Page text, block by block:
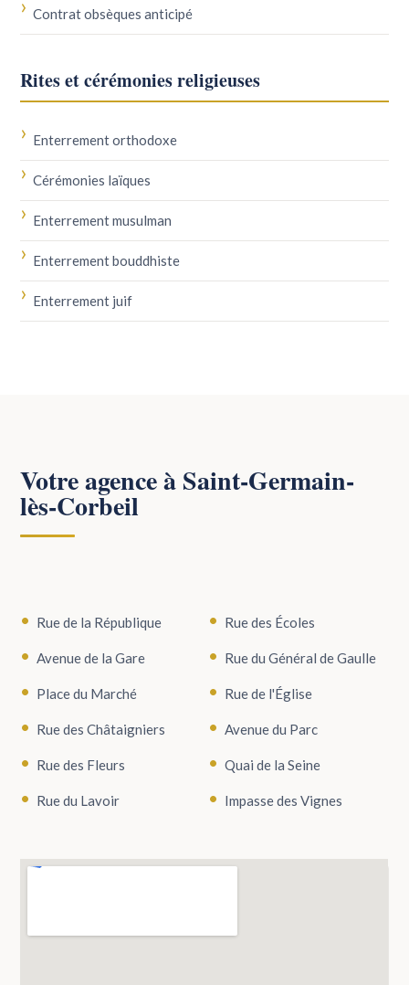
Contrat obsèques anticipé
Rites et cérémonies religieuses
Enterrement orthodoxe
Cérémonies laïques
Enterrement musulman
Enterrement bouddhiste
Enterrement juif
Votre agence à Saint-Germain-
lès-Corbeil
Rue de la République Rue des Écoles
Avenue de la Gare Rue du Général de Gaulle
Place du Marché Rue de l'Église
Rue des Châtaigniers Avenue du Parc
Rue des Fleurs Quai de la Seine
Rue du Lavoir Impasse des Vignes